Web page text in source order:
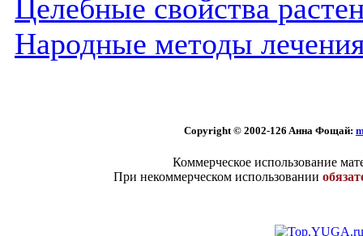
Целебные свойства
Народные методы
Copyright © 2002-126 Aннa Фoщaй:
Коммерческое использование
При некоммерческом использовании